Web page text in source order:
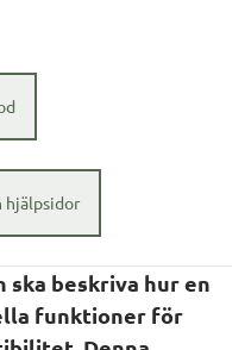
hjälpsidor
beskriva hur en
funktioner för